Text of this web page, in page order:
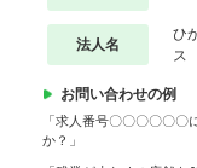
法人名
ひ
ス
お問い合わせの例
「求人番号〇〇〇〇〇
か？」